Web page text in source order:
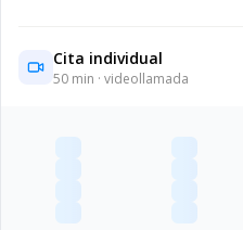
Cita individual
50 min · videollamada